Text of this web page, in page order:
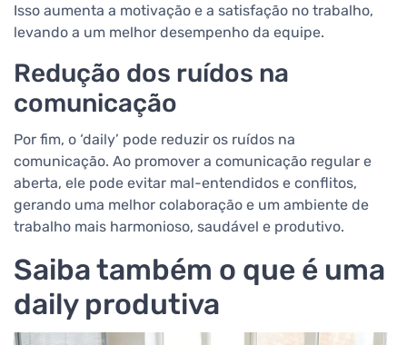
Isso aumenta a motivação e a satisfação no trabalho,
levando a um melhor desempenho da equipe.
Redução dos ruídos na
comunicação
Por fim, o ‘daily’ pode reduzir os ruídos na
comunicação. Ao promover a comunicação regular e
aberta, ele pode evitar mal-entendidos e conflitos,
gerando uma melhor colaboração e um ambiente de
trabalho mais harmonioso, saudável e produtivo.
Saiba também o que é uma
daily produtiva